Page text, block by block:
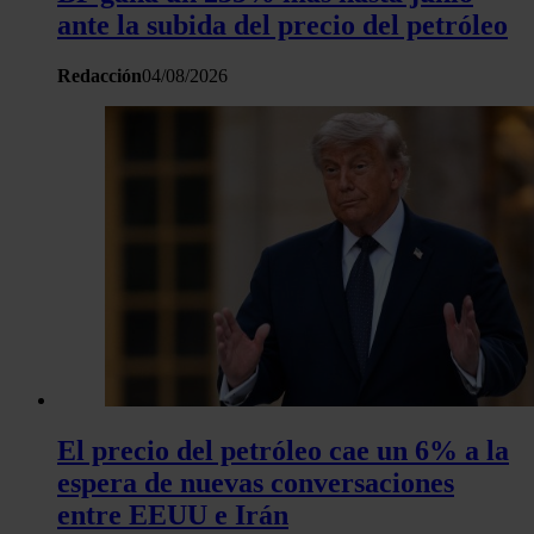
ante la subida del precio del petróleo
Redacción04/08/2026
El precio del petróleo cae un 6% a la
espera de nuevas conversaciones
entre EEUU e Irán